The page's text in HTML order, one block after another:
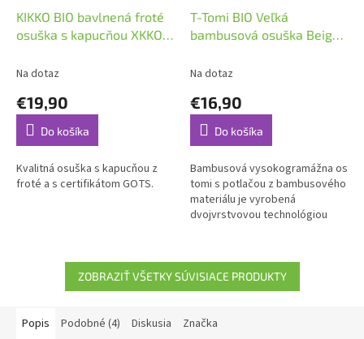
KIKKO BIO bavlnená froté
osuška s kapucňou XKKO
Stars
Na dotaz
€19,90
Do košíka
Kvalitná osuška s kapucňou z
froté a s certifikátom GOTS.
T-Tomi BIO Veľká
bambusová osuška Beige
Na dotaz
€16,90
Do košíka
Bambusová vysokogramážna
tomi s potlačou z bambusového
materiálu je vyrobená
dvojvrstvovou technológiou
ZOBRAZIŤ VŠETKY SÚVISIACE PRODUKTY
Popis Podobné (4) Diskusia Značka